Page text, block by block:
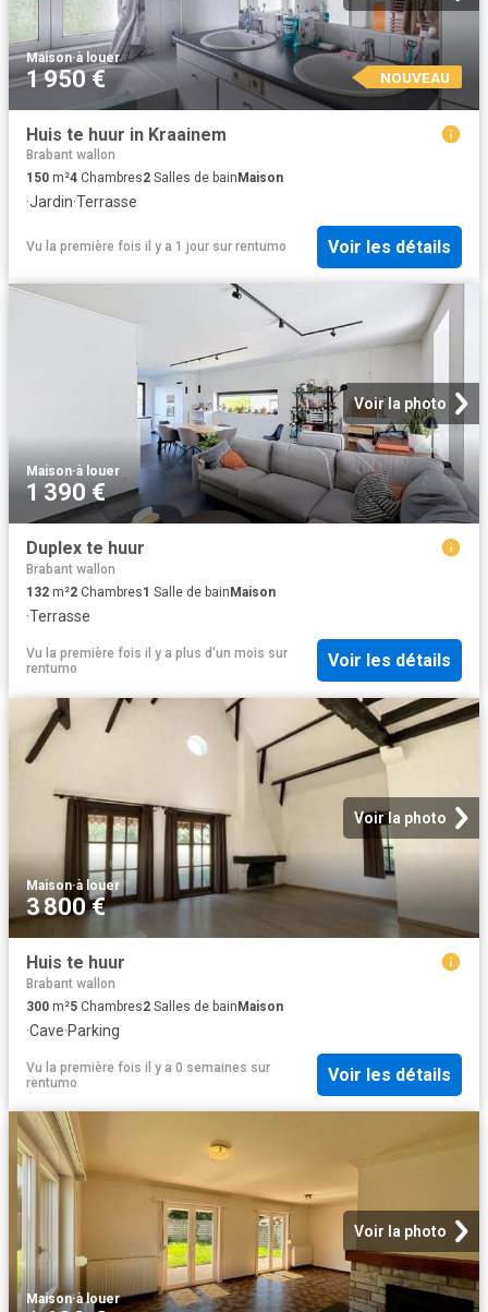
Maison·à louer
1 950 € NOUVEAU
Huis te huur in Kraainem
Brabant wallon
150 m²4 Chambres2 Salles de bain Maison
·Jardin·Terrasse
Vu la première fois il y a 1 jour sur rentumo Voir les détails
Voir la photo
Maison·à louer
1 390 €
Duplex te huur
Brabant wallon
132 m²2 Chambres1 Salle de bain Maison
·Terrasse
Vu la première fois il y a plus d'un mois sur
rentumo
Voir les détails
Voir la photo
Maison·à louer
3 800 €
Huis te huur
Brabant wallon
300 m²5 Chambres2 Salles de bainMaison
·Cave·Parking
Vu la première fois il y a 0 semaines sur
rentumo
Voir les détails
Voir la photo
Maison·à louer